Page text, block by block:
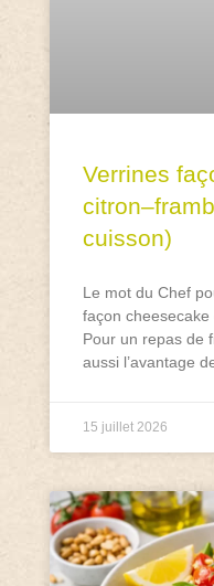
Verrines
cuisson)
Le mot du Chef
façon
Pour un repas de
aussi l’avantage
15 juillet 2026